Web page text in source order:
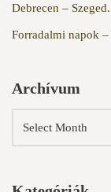
Debrecen –
Forradalmi napok
Archívum